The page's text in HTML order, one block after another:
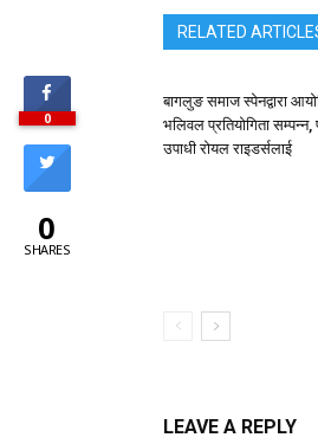
RELATED
बागलुङ समाज स्पेनद्वारा
भलिवल प्रतियोगिता सम्पन्न,
उपाधी रोयल राइडर्सलाई
LEAVE A REPLY
0
0
SHARES